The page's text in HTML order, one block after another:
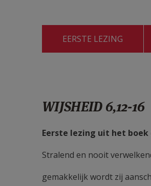
EERSTE LEZING
WIJSHEID 6,12-16
Eerste lezing uit het boek
Stralend en nooit
gemakkelijk wordt zij